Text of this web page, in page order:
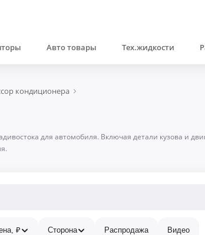
Авто товары Тех.жидкости
кондиционера
для автомобиля. Включая детали кузова и
₽ Сторона Распродажа Видео